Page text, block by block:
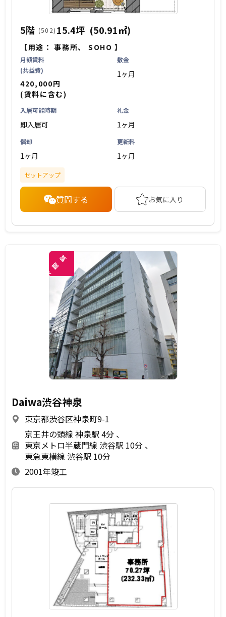
5階 (502) 15.4坪 (50.91㎡)
【用途：事務所、 SOHO 】
月額賃料
(共益費)
420,000円
(賃料に含む)
敷金
1ヶ月
入居可能時期
即入居可
礼金
1ヶ月
償却
1ヶ月
更新料
1ヶ月
セットアップ
質問する お気に入り
未
閲
覧
Daiwa渋谷神泉
東京都渋谷区神泉町9-1
京王井の頭線 神泉駅 4分
東京メトロ半蔵門線 渋谷駅 10分
東急東横線 渋谷駅 10分
2001年竣工